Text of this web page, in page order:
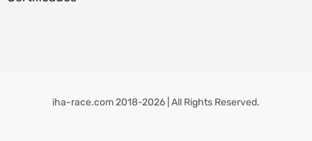
iha-race.com 2018-2026 | All Rights Reserved.